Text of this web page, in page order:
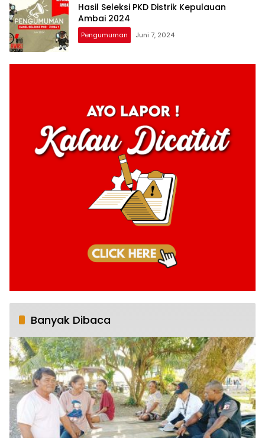
Hasil Seleksi PKD Distrik Kepulauan
Ambai 2024
Pengumuman Juni 7, 2024
Banyak Dibaca